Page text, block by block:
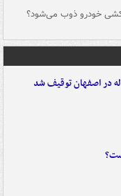
خودرو ذوب می‌شود؟